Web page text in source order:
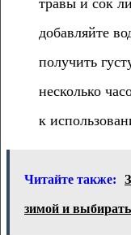
добавляйте
получить
несколько
к
Читайте также:
зимой и